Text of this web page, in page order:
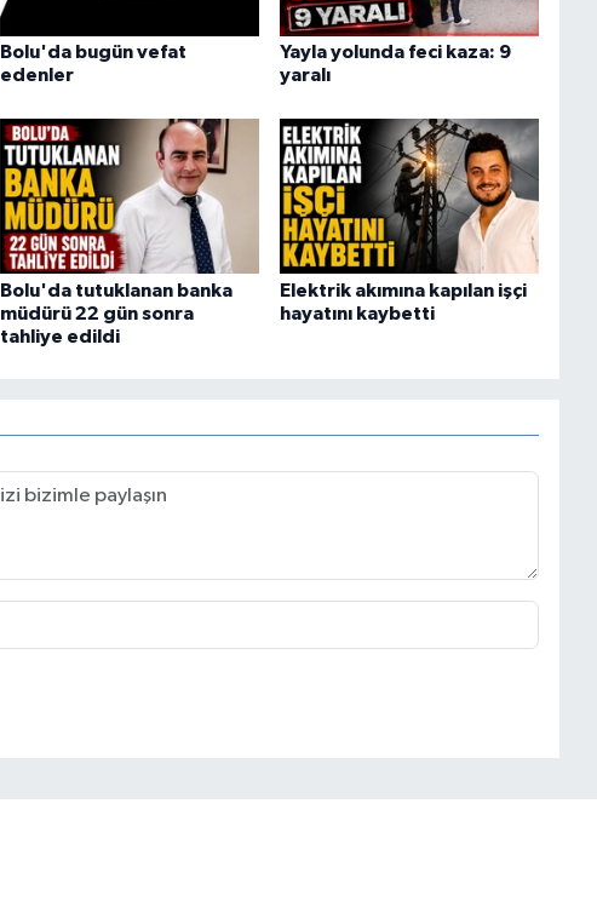
Bolu'da bugün vefat
edenler
Yayla yolunda feci kaza: 9
yaralı
Bolu'da tutuklanan banka
müdürü 22 gün sonra
tahliye edildi
Elektrik akımına kapılan işçi
hayatını kaybetti